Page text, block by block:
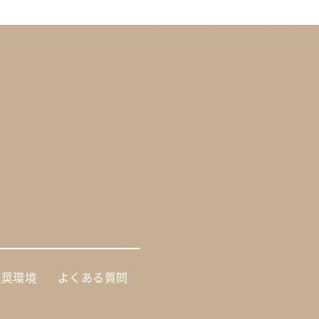
環境 よくある質問